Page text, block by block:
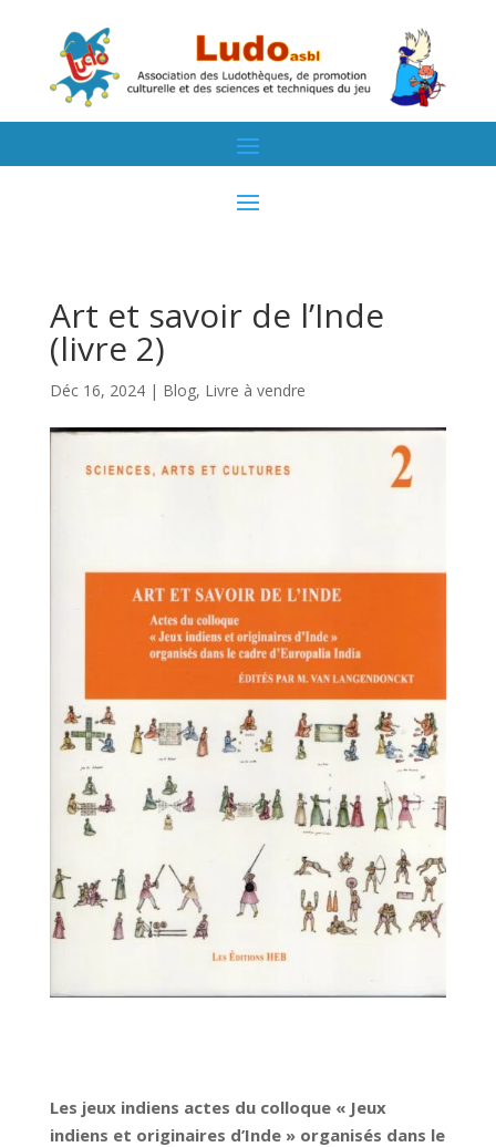
Art et savoir de l’Inde
(livre 2)
Déc 16, 2024| Blog, Livre à vendre
Les jeux indiens actes du colloque « Jeux
indiens et originaires d’Inde » organisés dans le